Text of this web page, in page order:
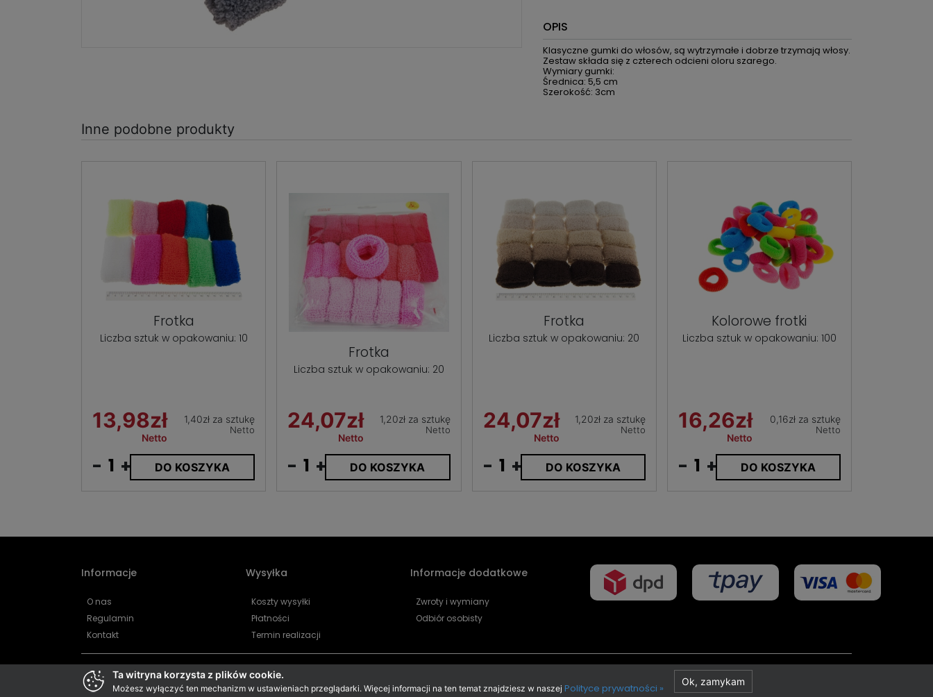
OPIS
Klasyczne gumki do włosów, są wytrzymałe i dobrze trzymają włosy.
Zestaw składa się z czterech odcieni oloru szarego.
Wymiary gumki:
Średnica: 5,5 cm
Szerokość: 3cm
Inne podobne produkty
Frotka
Liczba sztuk w opakowaniu: 10
13,98zł
Netto
1,40zł za sztukę
Netto
- + DO KOSZYKA
Frotka
Liczba sztuk w opakowaniu: 20
24,07zł
Netto
1,20zł za sztukę
Netto
- + DO KOSZYKA
Frotka
Liczba sztuk w opakowaniu: 20
24,07zł
Netto
1,20zł za sztukę
Netto
- + DO KOSZYKA
Kolorowe frotki
Liczba sztuk w opakowaniu: 100
16,26zł
Netto
0,16zł za sztukę
Netto
- + DO KOSZYKA
Informacje
O nas
Regulamin
Kontakt
Wysyłka
Koszty wysyłki
Płatności
Termin realizacji
Informacje dodatkowe
Zwroty i wymiany
Odbiór osobisty
Projekt i realizacja
Ta witryna korzysta z plików cookie.
Możesz wyłączyć ten mechanizm w ustawieniach przeglądarki. Więcej informacji na ten temat znajdziesz w naszej Polityce prywatności »
Ok, zamykam